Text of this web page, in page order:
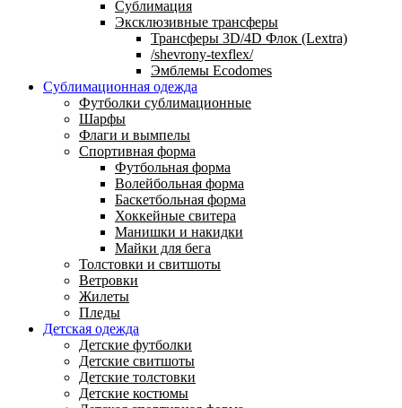
Сублимация
Эксклюзивные трансферы
Трансферы 3D/4D Флок (Lextra)
/shevrony-texflex/
Эмблемы Ecodomes
Сублимационная одежда
Футболки сублимационные
Шарфы
Флаги и вымпелы
Спортивная форма
Футбольная форма
Волейбольная форма
Баскетбольная форма
Хоккейные свитера
Манишки и накидки
Майки для бега
Толстовки и свитшоты
Ветровки
Жилеты
Пледы
Детская одежда
Детские футболки
Детские свитшоты
Детские толстовки
Детские костюмы